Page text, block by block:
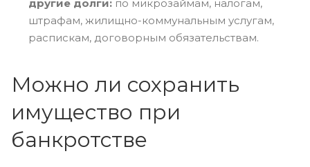
другие долги: по микрозаймам, налогам,
штрафам, жилищно-коммунальным услугам,
распискам, договорным обязательствам.
Можно ли сохранить
имущество при
банкротстве